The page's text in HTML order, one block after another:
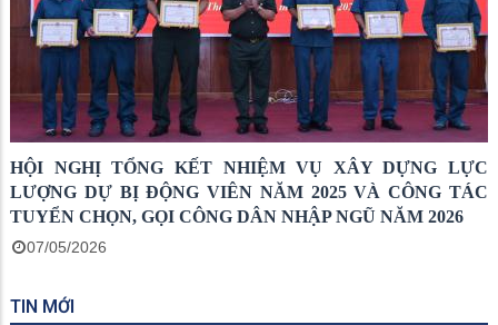
HỘI NGHỊ TỔNG KẾT NHIỆM VỤ XÂY DỰNG LỰC
LƯỢNG DỰ BỊ ĐỘNG VIÊN NĂM 2025 VÀ CÔNG TÁC
TUYỂN CHỌN, GỌI CÔNG DÂN NHẬP NGŨ NĂM 2026
07/05/2026
TIN MỚI